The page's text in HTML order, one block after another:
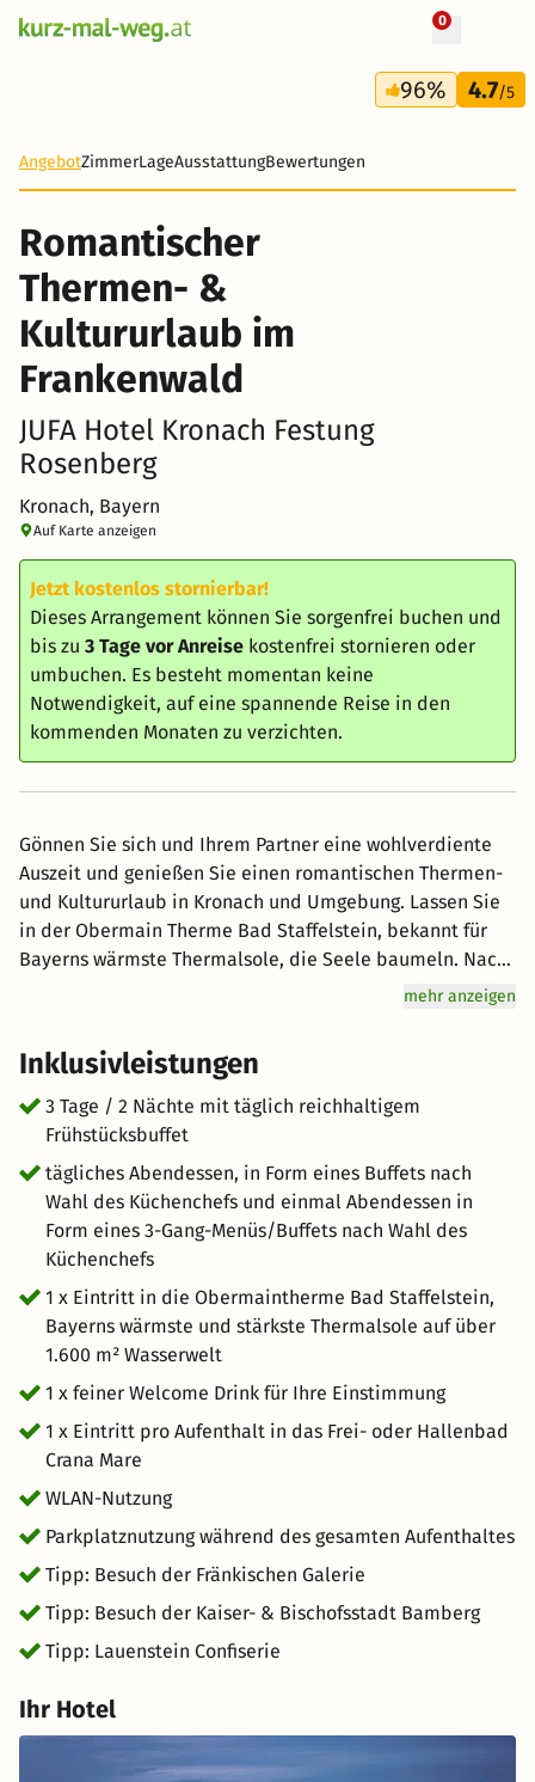
0
3 Tage
214 €
+ 18 Fotos
96% 4.7/5
AngebotZimmerLageAusstattungBewertungen
Romantischer
Thermen- &
Kultururlaub im
Frankenwald
JUFA Hotel Kronach Festung
Rosenberg
Kronach, Bayern
Auf Karte anzeigen
Jetzt kostenlos stornierbar!
Dieses Arrangement können Sie sorgenfrei buchen und
bis zu 3 Tage vor Anreise kostenfrei stornieren oder
umbuchen. Es besteht momentan keine
Notwendigkeit, auf eine spannende Reise in den
kommenden Monaten zu verzichten.
Gönnen Sie sich und Ihrem Partner eine wohlverdiente
Auszeit und genießen Sie einen romantischen Thermen-
und Kultururlaub in Kronach und Umgebung. Lassen Sie
in der Obermain Therme Bad Staffelstein, bekannt für
Bayerns wärmste Thermalsole, die Seele baumeln. Nach
einem reichhaltigen Frühstück erwartet Sie eine
Rosenberg. Erkunden Sie geheimnisvolle unterirdische
Gänge und erleben Sie Geschichte, die bis ins 13.
Jahrhundert zurückreicht. Am Abend genießen Sie ein
abwechslungsreiches Buffet und lassen den Tag
gemütlich bei einem Glas Wein oder einem regionalen
Bier an der Hotelbar ausklingen. Erleben Sie das
besondere Flair des JUFA Hotel Festung Rosenberg
Kronach und freuen Sie sich auf eine entspannte Auszeit
im idyllischen Frankenwald.
mehr anzeigen
Inklusivleistungen
3 Tage / 2 Nächte mit täglich reichhaltigem
Frühstücksbuffet
tägliches Abendessen, in Form eines Buffets nach
Wahl des Küchenchefs und einmal Abendessen in
Form eines 3-Gang-Menüs/Buffets nach Wahl des
Küchenchefs
1 x Eintritt in die Obermaintherme Bad Staffelstein,
Bayerns wärmste und stärkste Thermalsole auf über
1.600 m² Wasserwelt
1 x feiner Welcome Drink für Ihre Einstimmung
1 x Eintritt pro Aufenthalt in das Frei- oder Hallenbad
Crana Mare
WLAN-Nutzung
Parkplatznutzung während des gesamten Aufenthaltes
Tipp: Besuch der Fränkischen Galerie
Tipp: Besuch der Kaiser- & Bischofsstadt Bamberg
Tipp: Lauenstein Confiserie
Ihr Hotel